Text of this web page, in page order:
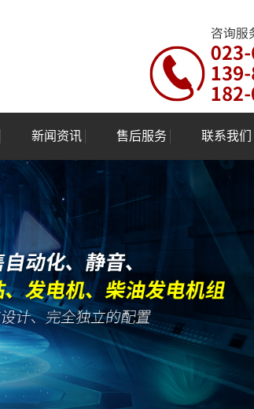
咨询服务热线：
023-6855-5381
139-8329-3737
新闻资讯
行业资讯
技术资讯
售后服务 联系我们
联系